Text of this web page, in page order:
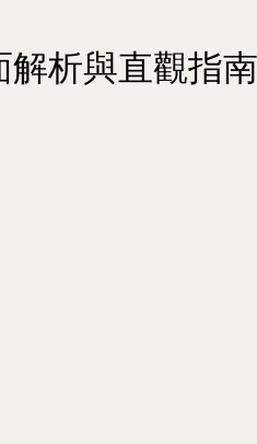
析與直觀指南